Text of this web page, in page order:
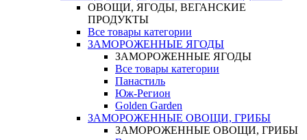
ОВОЩИ, ЯГОДЫ, ВЕГАНСКИЕ
ПРОДУКТЫ
Все товары категории
ЗАМОРОЖЕННЫЕ ЯГОДЫ
ЗАМОРОЖЕННЫЕ ЯГОДЫ
Все товары категории
Панастиль
Юж-Регион
Golden Garden
ЗАМОРОЖЕННЫЕ ОВОЩИ, ГРИБЫ
ЗАМОРОЖЕННЫЕ ОВОЩИ, ГРИБЫ